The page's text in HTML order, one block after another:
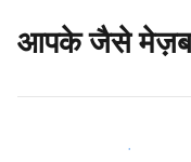
आपके जैसे
अपने जैसे मेज़बानों के